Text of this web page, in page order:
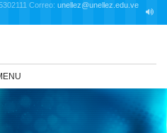
Correo: unellez@unellez.edu.ve